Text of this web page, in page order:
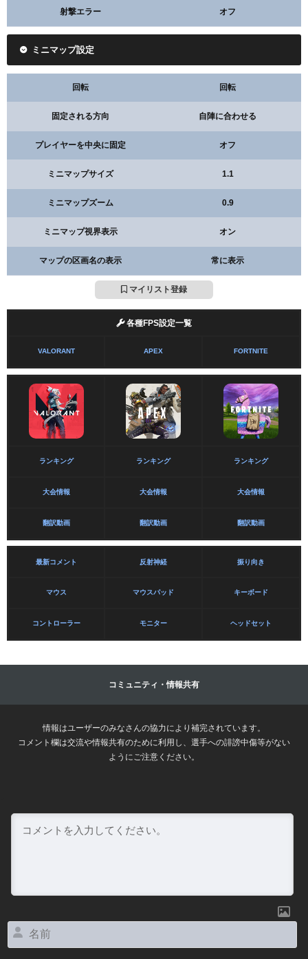
射撃エラー オフ
ミニマップ設定
回転 回転
固定される方向 自陣に合わせる
プレイヤーを中央に固定 オフ
ミニマップサイズ 1.1
ミニマップズーム 0.9
ミニマップ視界表示 オン
マップの区画名の表示 常に表示
マイリスト登録
各種FPS設定一覧
VALORANT APEX FORTNITE
ランキング ランキング ランキング
大会情報 大会情報 大会情報
翻訳動画 翻訳動画 翻訳動画
最新コメント 反射神経 振り向き
マウス マウスパッド キーボード
コントローラー モニター ヘッドセット
コミュニティ・情報共有
情報はユーザーのみなさんの協力により補完されています。
コメント欄は交流や情報共有のために利用し、選手への誹謗中傷等がない
ようにご注意ください。